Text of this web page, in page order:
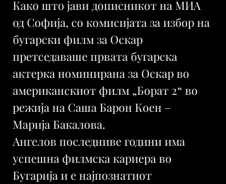
Како што јави дописникот на МИА
од Софија, со комисијата за избор на
бугарски филм за Оскар
претседаваше првата бугарска
актерка номинирана за Оскар во
американскиот филм „Борат 2“ во
режија на Саша Барон Коен –
Марија Бакалова.
Ангелов последниве години има
успешна филмска кариера во
Бугарија и е најпознатиот